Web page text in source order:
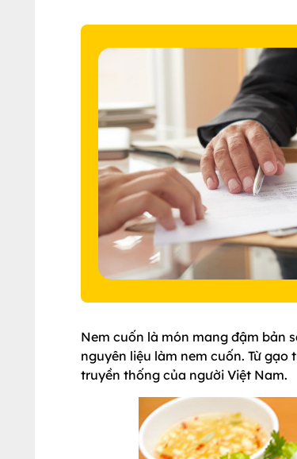
Nem cuốn là món mang đậm bản
nguyên liệu làm nem cuốn. Từ
truyền thống của người Việt Nam.